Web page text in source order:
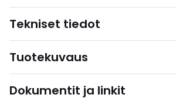
Tekniset tiedot
Tuotekuvaus
Dokumentit ja linkit